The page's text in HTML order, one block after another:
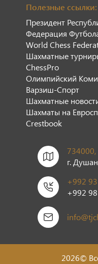
Полезные ссылки:
Президент
Федерация
World Chess
Шахматные
ChessPro
Олимпийский
Варзиш-Спорт
Шахматные
Шахматы на
Сrestbook
734000,
г.
+992
+992
2026©